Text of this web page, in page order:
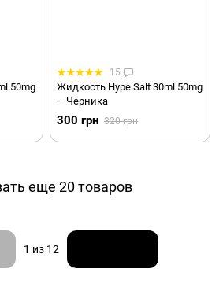
50mg
15
Жидкость Hype Salt 30ml 50mg
– Черника
300 грн 320 грн
еще 20 товаров
1 из 12